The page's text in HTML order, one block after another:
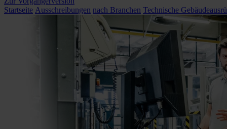
Startseite Ausschreibungen nach Branchen Technische